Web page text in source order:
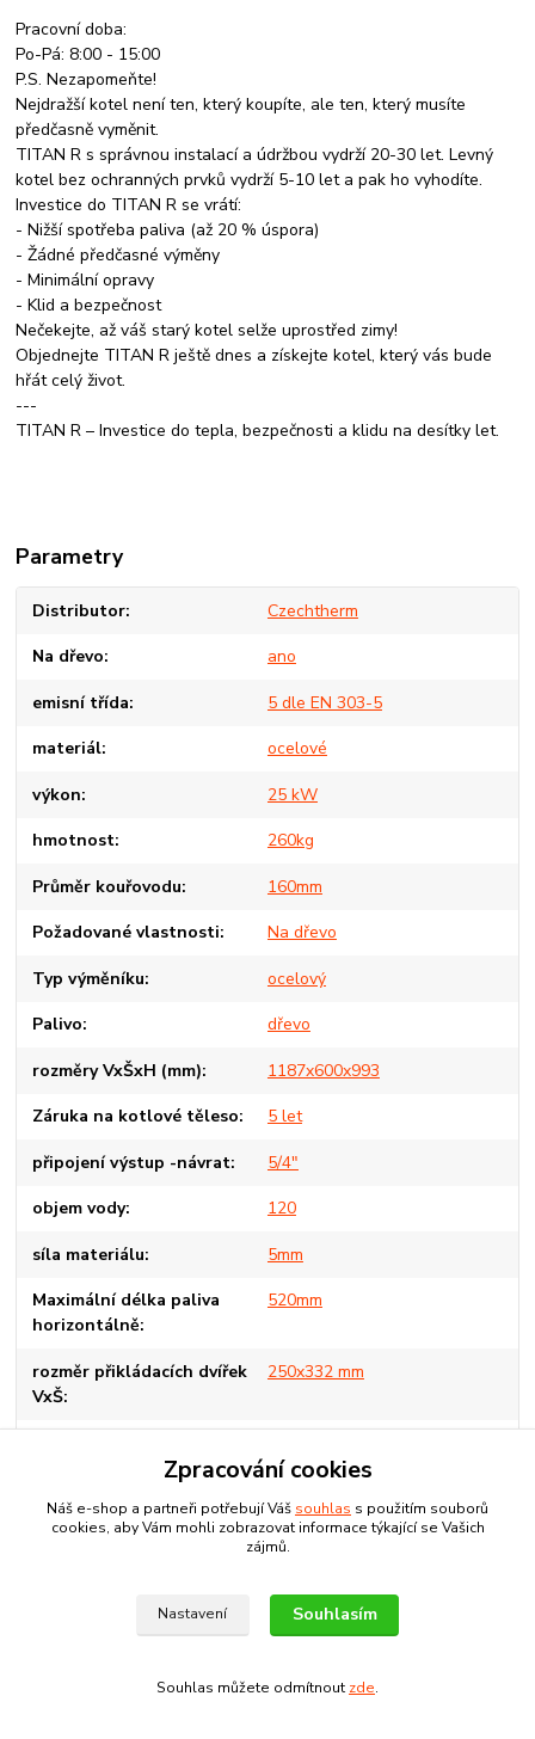
Pracovní doba:
Po-Pá: 8:00 - 15:00
P.S. Nezapomeňte!
Nejdražší kotel není ten, který koupíte, ale ten, který musíte
předčasně vyměnit.
TITAN R s správnou instalací a údržbou vydrží 20-30 let. Levný
kotel bez ochranných prvků vydrží 5-10 let a pak ho vyhodíte.
Investice do TITAN R se vrátí:
- Nižší spotřeba paliva (až 20 % úspora)
- Žádné předčasné výměny
- Minimální opravy
- Klid a bezpečnost
Nečekejte, až váš starý kotel selže uprostřed zimy!
Objednejte TITAN R ještě dnes a získejte kotel, který vás bude
hřát celý život.
---
TITAN R – Investice do tepla, bezpečnosti a klidu na desítky let.
Parametry
Distributor Czechtherm
Na dřevo ano
emisní třída 5 dle EN 303-5
materiál ocelové
výkon 25 kW
hmotnost 260kg
Průměr kouřovodu 160mm
Požadované vlastnosti Na dřevo
Typ výměníku ocelový
Palivo dřevo
rozměry VxŠxH (mm) 1187x600x993
Záruka na kotlové těleso 5 let
připojení výstup -návrat 5/4"
objem vody 120
síla materiálu 5mm
Maximální délka paliva
horizontálně
520mm
rozměr přikládacích dvířek
VxŠ
250x332 mm
potřebný tah komína
rozměry spalovací komory
415*390*520
objem spalovací komory l 84
Minimální teplota vratné
50
Zpracování cookies
Náš e-shop a partneři potřebují Váš souhlas s použitím souborů
cookies, aby Vám mohli zobrazovat informace týkající se Vašich
zájmů.
Nastavení Souhlasím
Souhlas můžete odmítnout zde.